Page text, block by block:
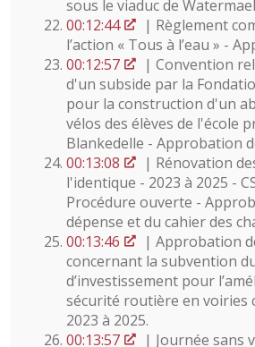
sous le viaduc de Watermael
00:12:44
| Règlement
l’action « Tous à l’eau » -
00:12:57
| Convention
d'un subside par la
pour la construction d'un
vélos des élèves de l'école
Blankedelle - Approbation
00:13:08
| Rénovation
l'identique - 2023 à 2025 -
Procédure ouverte -
dépense et du cahier des
00:13:46
| Approbation
concernant la subvention
d’investissement pour
sécurité routière en voiries
2023 à 2025.
00:13:57
| Journée sans